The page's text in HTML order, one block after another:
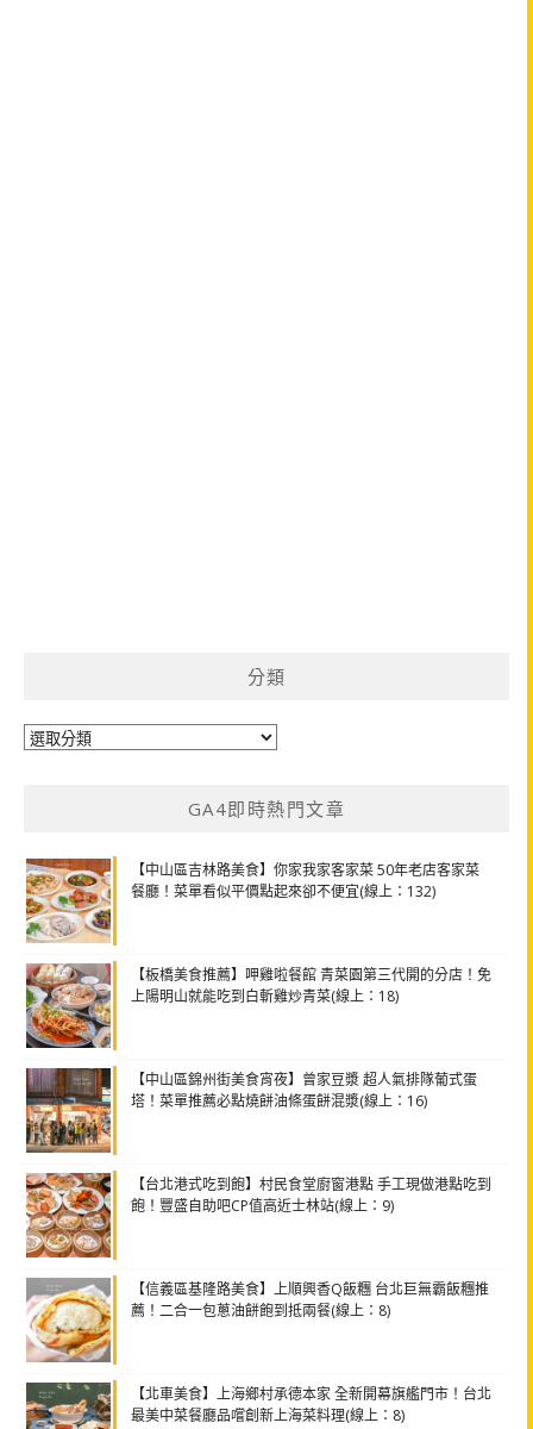
分類
分
GA4即時熱門文章
【中山區吉林路美食】你家我家客家菜 50年老店客家菜
餐廳！菜單看似平價點起來卻不便宜(線上：132)
【板橋美食推薦】呷雞啦餐館 青菜園第三代開的分店！免
上陽明山就能吃到白斬雞炒青菜(線上：18)
【中山區錦州街美食宵夜】曾家豆漿 超人氣排隊葡式蛋
塔！菜單推薦必點燒餅油條蛋餅混漿(線上：16)
【台北港式吃到飽】村民食堂廚窗港點 手工現做港點吃到
飽！豐盛自助吧CP值高近士林站(線上：9)
【信義區基隆路美食】上順興香Q飯糰 台北巨無霸飯糰推
薦！二合一包蔥油餅飽到抵兩餐(線上：8)
【北車美食】上海鄉村承德本家 全新開幕旗艦門市！台北
最美中菜餐廳品嚐創新上海菜料理(線上：8)